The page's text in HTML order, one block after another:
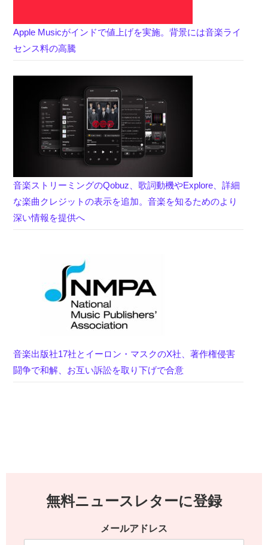
Apple Musicがインドで値上げを実施。背景には音楽ライ
センス料の高騰
音楽ストリーミングのQobuz、歌詞動機やExplore、詳細
な楽曲クレジットの表示を追加。音楽を知るためのより
深い情報を提供へ
音楽出版社17社とイーロン・マスクのX社、著作権侵害
闘争で和解、お互い訴訟を取り下げで合意
無料ニュースレターに登録
メールアドレス